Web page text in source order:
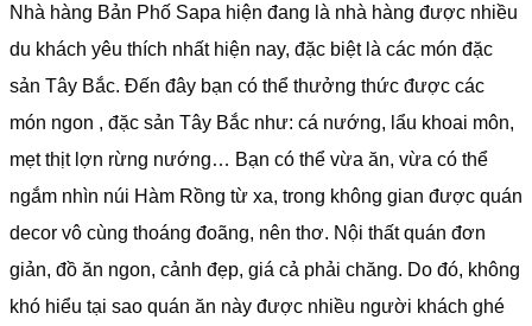
Nhà hàng Bản Phố Sapa hiện đang là nhà hàng được nhiều
du khách yêu thích nhất hiện nay, đặc biệt là các món đặc
sản Tây Bắc. Đến đây bạn có thể thưởng thức được các
món ngon , đặc sản Tây Bắc như: cá nướng, lẩu khoai môn,
mẹt thịt lợn rừng nướng… Bạn có thể vừa ăn, vừa có thể
ngắm nhìn núi Hàm Rồng từ xa, trong không gian được quán
decor vô cùng thoáng đoãng, nên thơ. Nội thất quán đơn
giản, đồ ăn ngon, cảnh đẹp, giá cả phải chăng. Do đó, không
khó hiểu tại sao quán ăn này được nhiều người khách ghé